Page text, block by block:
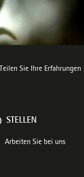
Teilen Sie Ihre Erfahrungen
STELLEN
Arbeiten Sie bei uns